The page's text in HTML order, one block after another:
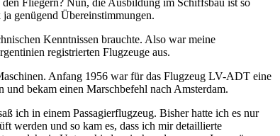
Fliegern? Nun, die Ausbildung im Schiffsbau ist so
genügend Übereinstimmungen.
Kenntnissen brauchte. Also war meine
registrierten Flugzeuge aus.
Anfang 1956 war für das Flugzeug LV-ADT eine
bekam einen Marschbefehl nach Amsterdam.
ich in einem Passagierflugzeug. Bisher hatte ich es nur
werden und so kam es, dass ich mir detaillierte